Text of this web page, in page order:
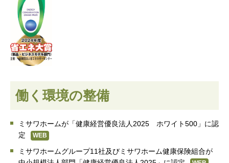
働く環境の整備
ミサワホームが「健康経営優良法人2025 ホワイト500」に認
定
WEB
ミサワホームグループ11社及びミサワホーム健康保険組合が